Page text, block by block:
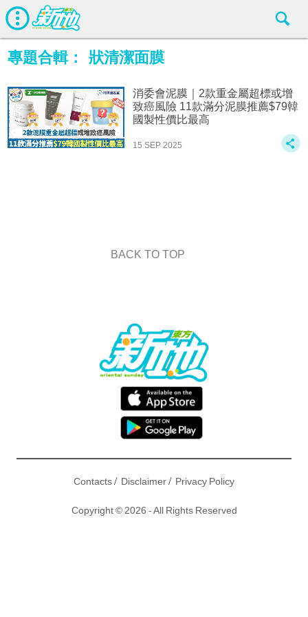
專題合輯： 狀清潔面膜
消委會泥膜｜2款重金屬超標或增
致癌風險 11款滿分泥膜推薦$79韓
國製性價比最高
15 SEP 2025
BACK TO TOP
Contacts/ Disclaimer/ Privacy Policy
Copyright © 2026 - All Rights Reserved